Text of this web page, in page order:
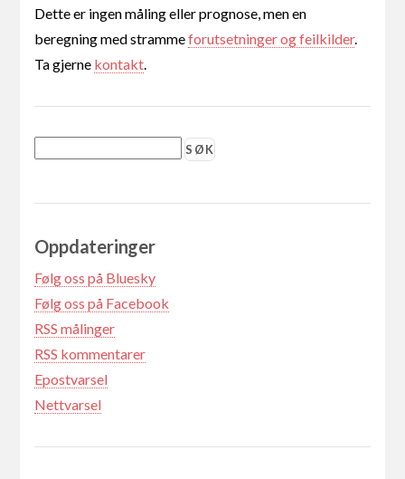
Dette er ingen måling eller prognose, men en
beregning med strammeforutsetninger og feilkilder.
Ta gjerne kontakt.
Oppdateringer
Følg oss på Bluesky
Følg oss på Facebook
RSS målinger
RSS kommentarer
Epostvarsel
Nettvarsel